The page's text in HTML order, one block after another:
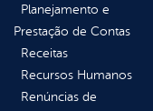
Planejamento e
Prestação de Contas
Receitas
Recursos Humanos
Renúncias de